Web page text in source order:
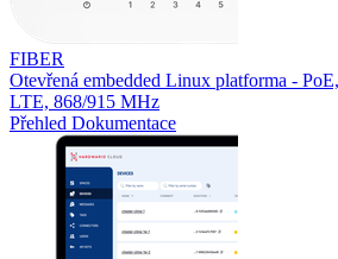
FIBER
Otevřená embedded Linux platforma -
LTE, 868/915 MHz
Přehled Dokumentace